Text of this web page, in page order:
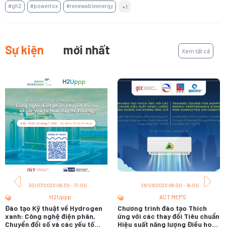
#gh2 #powertox #renewableenergy +1
Sự kiện mới nhất Xem tất cả
30/07/2026 08:30 - 17:00
H2Uppp
Đào tạo Kỹ thuật về Hydrogen
xanh: Công nghệ điện phân,
Chuyển đổi số và các yếu tố
26/06/2026 08:00 - 18:00
ACT MEPS
Chương trình đào tạo Thích
ứng với các thay đổi Tiêu chuẩn
Hiệu suất năng lượng Điều hoà